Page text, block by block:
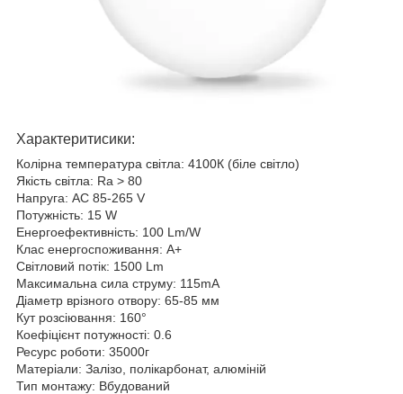
Характеритисики:
Колірна температура світла: 4100К (біле світло)
Якість світла: Ra > 80
Напруга: AC 85-265 V
Потужність: 15 W
Енергоефективність: 100 Lm/W
Клас енергоспоживання: А+
Світловий потік: 1500 Lm
Максимальна сила струму: 115mA
Діаметр врізного отвору: 65-85 мм
Кут розсіювання: 160°
Коефіцієнт потужності: 0.6
Ресурс роботи: 35000г
Матеріали: Залізо, полікарбонат, алюміній
Тип монтажу: Вбудований